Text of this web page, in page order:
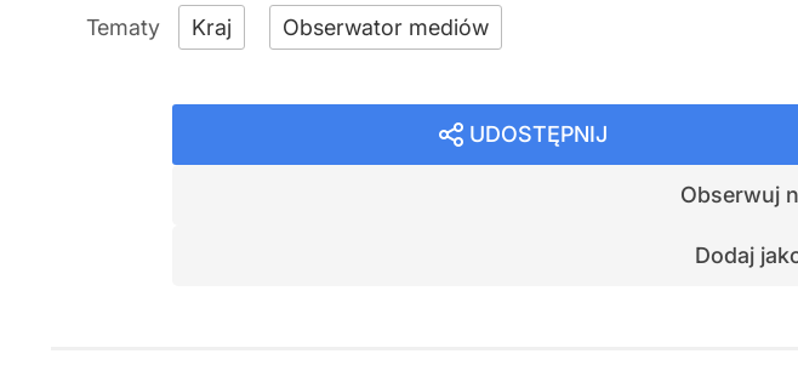
Kraj Obserwator mediów
UDOSTĘPNIJ
Obserwuj
Dodaj